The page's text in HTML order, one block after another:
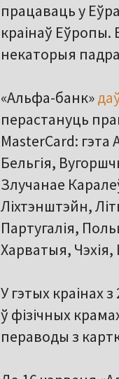
працаваць у
краінаў Еўропы.
некаторыя
«Альфа-банк»
перастануць
MasterCard:
Бельгія,
Злучанае
Ліхтэнштэйн,
Партугалія,
Харватыя,
У гэтых краінах
ў фізічных
пераводы з